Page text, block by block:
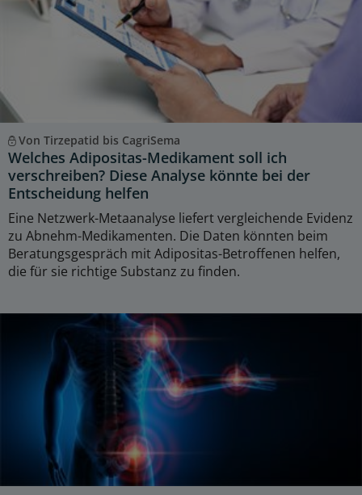
Von Tirzepatid bis CagriSema
Welches Adipositas-Medikament soll ich
verschreiben? Diese Analyse könnte bei der
Entscheidung helfen
Eine Netzwerk-Metaanalyse liefert vergleichende Evidenz
zu Abnehm-Medikamenten. Die Daten könnten beim
Beratungsgespräch mit Adipositas-Betroffenen helfen,
die für sie richtige Substanz zu finden.